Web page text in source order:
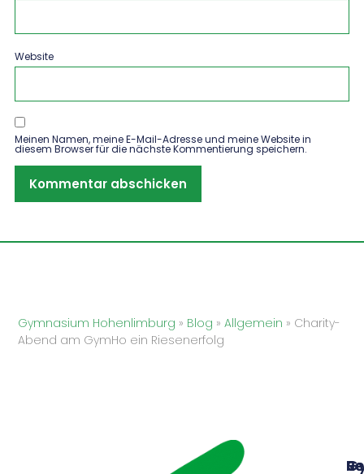
Website
Meinen Namen, meine E-Mail-Adresse und meine Website in
diesem Browser für die nächste Kommentierung speichern.
Gymnasium Hohenlimburg » Blog »Allgemein » Charity-
Abend am GymHo ein Riesenerfolg